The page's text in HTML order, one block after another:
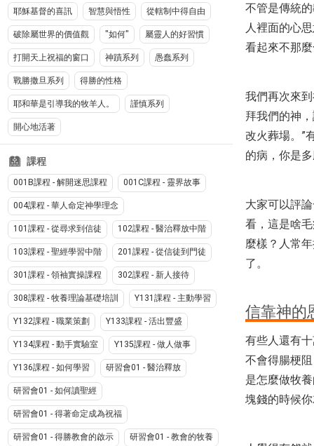
耶穌基督的喜訊 智慧與悟性 從轄制中得自由
破除屬世界的價值觀 "如何" 屬靈人的好習慣
打開天上祝福的窗口 神蹟系列 愚蠢系列
戰勝撒旦系列 得勝的性格
耶和華是引導我的牧羊人。 謹慎系列
開心地活著
課程
001B課程 - 解開迷思課程 001C課程 - 靈界故事
004課程 - 華人命定神學理念
101課程 - 從尋求到信徒 102課程 - 醫治釋放中階
103課程 - 聖經學習中階 201課程 - 從信徒到門徒
301課程 - 領袖實操課程 302課程 - 新人接待
308課程 - 牧養理論基礎培訓 Y131課程 - 主動學習
Y132課程 - 職業策劃 Y133課程 - 活出豐盛
Y134課程 - 動手實驗室 Y135課程 - 做人做事
Y136課程 - 如何學習 研習會01 - 醫治釋放
研習會01 - 如何讀聖經
研習會01 - 得著命定成為祝福
研習會01 - 得勝教會的啟示 研習會01 - 教會的牧養
不管是傳統
人裡面的心
看起來不那
我們再次來
拜我們的神
改火葬場。”
的病，你是
大家可以評
看，這是啥
麼樣？人常
了。
信靠神的
有些人還有
不會得腸梗
是怎麼做牧
塊錢的時候